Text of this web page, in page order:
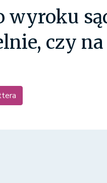
wyroku
czy